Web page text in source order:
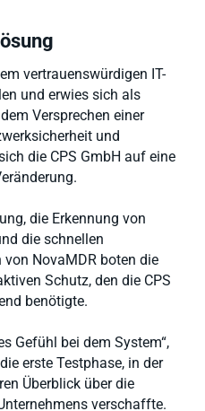
vertrauenswürdigen IT-
und erwies sich als
Versprechen einer
und
die CPS GmbH auf eine
die Erkennung von
die schnellen
NovaMDR boten die
Schutz, den die CPS
benötigte.
Gefühl bei dem System“,
erste Testphase, in der
Überblick über die
verschaffte.